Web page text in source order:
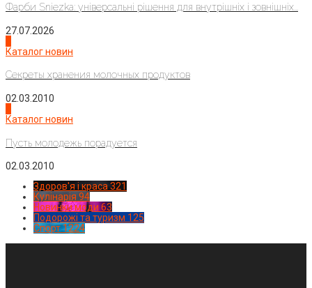
Фарби Sniezka: універсальні рішення для внутрішніх і зовнішніх...
27.07.2026
Каталог новин
Секреты хранения молочных продуктов
02.03.2010
Каталог новин
Пусть молодежь порадуется
02.03.2010
Здоров'я і краса 321
Кулінарія 94
Новинки моди 63
Подорожі та туризм 125
Спорт1224